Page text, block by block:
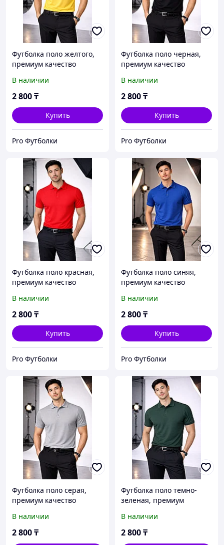
Футболка поло желтого,
премиум качество
В наличии
2 800₸
Купить
Pro Футболки
Футболка поло черная,
премиум качество
В наличии
2 800₸
Купить
Pro Футболки
Футболка поло красная,
премиум качество
В наличии
2 800₸
Купить
Pro Футболки
Футболка поло синяя,
премиум качество
В наличии
2 800₸
Купить
Pro Футболки
Футболка поло серая,
премиум качество
В наличии
2 800₸
Футболка поло темно-
зеленая, премиум
В наличии
2 800₸